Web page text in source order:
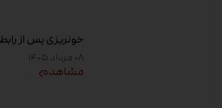
خونریزی پس از
علت و زمان
۰۸ مرداد ۱۴۰۵
مشاهده